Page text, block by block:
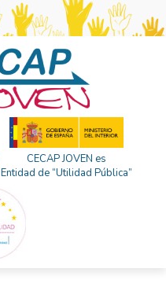
CECAP JOVEN es
Entidad de “Utilidad Pública”